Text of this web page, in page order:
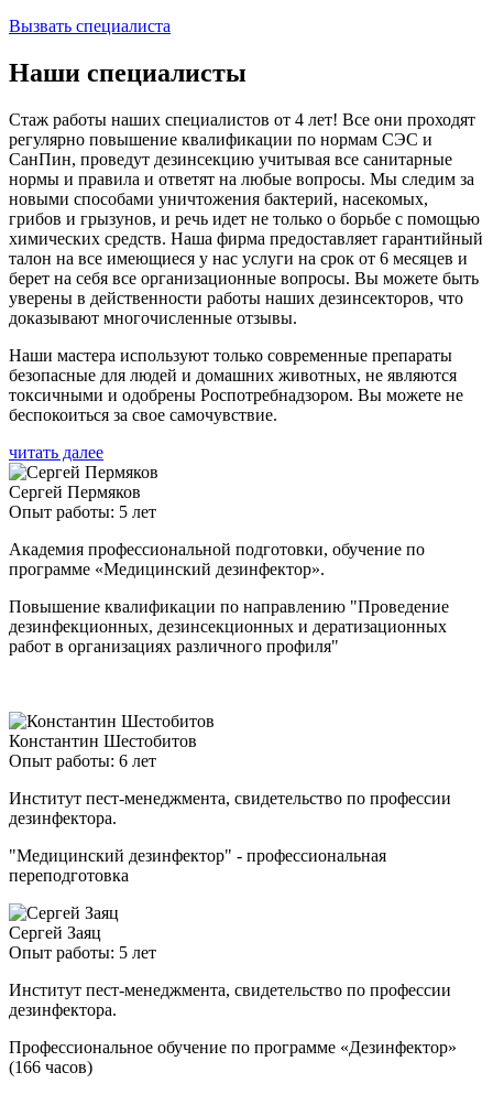
Вызвать специалиста
Наши специалисты
Стаж работы наших специалистов от 4 лет! Все они проходят
регулярно повышение квалификации по нормам СЭС и
СанПин, проведут дезинсекцию учитывая все санитарные
нормы и правила и ответят на любые вопросы. Мы следим за
новыми способами уничтожения бактерий, насекомых,
грибов и грызунов, и речь идет не только о борьбе с помощью
химических средств. Наша фирма предоставляет гарантийный
талон на все имеющиеся у нас услуги на срок от 6 месяцев и
берет на себя все организационные вопросы. Вы можете быть
уверены в действенности работы наших дезинсекторов, что
доказывают многочисленные отзывы.
Наши мастера используют только современные препараты
безопасные для людей и домашних животных, не являются
токсичными и одобрены Роспотребнадзором. Вы можете не
беспокоиться за свое самочувствие.
читать далее
Сергей Пермяков
Опыт работы: 5 лет
Академия профессиональной подготовки, обучение по
программе «Медицинский дезинфектор».
Повышение квалификации по направлению "Проведение
дезинфекционных, дезинсекционных и дератизационных
работ в организациях различного профиля"
Константин Шестобитов
Опыт работы: 6 лет
Институт пест-менеджмента, свидетельство по профессии
дезинфектора.
"Медицинский дезинфектор" - профессиональная
переподготовка
Сергей Заяц
Опыт работы: 5 лет
Институт пест-менеджмента, свидетельство по профессии
дезинфектора.
Профессиональное обучение по программе «Дезинфектор»
(166 часов)